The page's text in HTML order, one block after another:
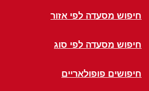
חיפוש מסעדה לפי אזור
חיפוש מסעדה לפי סוג
חיפושים פופולאריים